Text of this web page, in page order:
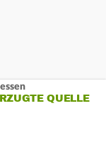
QUELLE